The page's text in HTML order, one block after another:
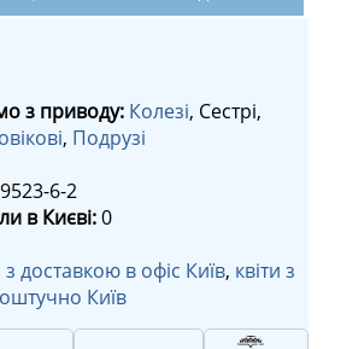
з приводу: Колезі, Сестрі,
, Подрузі
9523-6-2
в Києві:0
з доставкою в офіс Київ, квіти з
Київ